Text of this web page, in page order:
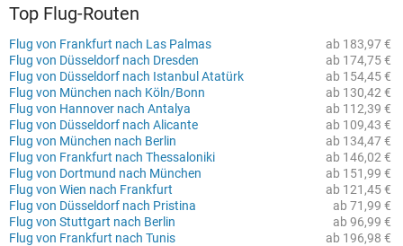
Top Flug-Routen
ab 183,97 €
Flug von Frankfurt nach Las Palmas
ab 174,75 €
Flug von Düsseldorf nach Dresden
ab 154,45 €
Flug von Düsseldorf nach Istanbul Atatürk
ab 130,42 €
Flug von München nach Köln/Bonn
ab 112,39 €
Flug von Hannover nach Antalya
ab 109,43 €
Flug von Düsseldorf nach Alicante
ab 134,47 €
Flug von München nach Berlin
ab 146,02 €
Flug von Frankfurt nach Thessaloniki
ab 151,99 €
Flug von Dortmund nach München
ab 121,45 €
Flug von Wien nach Frankfurt
ab 71,99 €
Flug von Düsseldorf nach Pristina
ab 96,99 €
Flug von Stuttgart nach Berlin
ab 196,98 €
Flug von Frankfurt nach Tunis